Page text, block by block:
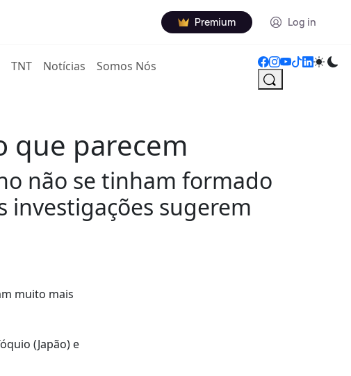
Premium Log in
TNT Notícias Somos Nós
que parecem
não se tinham formado
investigações sugerem
muito mais
(Japão) e